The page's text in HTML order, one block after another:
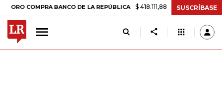
COMPRA BANCO DE LA REPÚBLICA $ 418.111,88 +$ 9.612,91 +2,35%
SUSCRÍBASE